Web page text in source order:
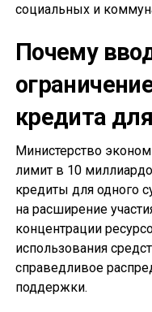
социальных и
Почему
кредита
Министерство
лимит в 10
кредиты для одного
на расширение
концентрации
использования
справедливое
поддержки.